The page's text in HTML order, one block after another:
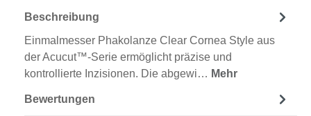
Beschreibung
Einmalmesser Phakolanze Clear Cornea Style aus
der Acucut™-Serie ermöglicht präzise und
kontrollierte Inzisionen. Die abgewi… Mehr
Bewertungen